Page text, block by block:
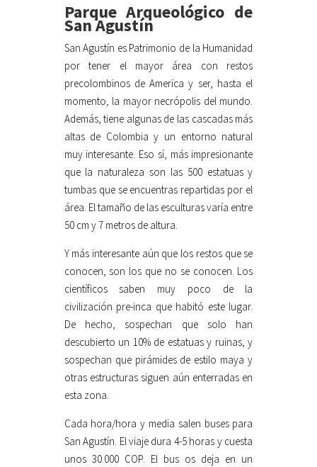
Parque Arqueológico de
San Agustín
San Agustín es Patrimonio de la Humanidad
por tener el mayor área con restos
precolombinos de America y ser, hasta el
momento, la mayor necrópolis del mundo.
Además, tiene algunas de las cascadas más
altas de Colombia y un entorno natural
muy interesante. Eso sí, más impresionante
que la naturaleza son las 500 estatuas y
tumbas que se encuentras repartidas por el
área. El tamaño de las esculturas varía entre
50 cm y 7 metros de altura.
Y más interesante aún que los restos que se
conocen, son los que no se conocen. Los
científicos saben muy poco de la
civilización pre-inca que habitó este lugar.
De hecho, sospechan que solo han
descubierto un 10% de estatuas y ruinas, y
sospechan que pirámides de estilo maya y
otras estructuras siguen aún enterradas en
esta zona.
Cada hora/hora y media salen buses para
San Agustín. El viaje dura 4-5 horas y cuesta
unos 30.000 COP. El bus os deja en un